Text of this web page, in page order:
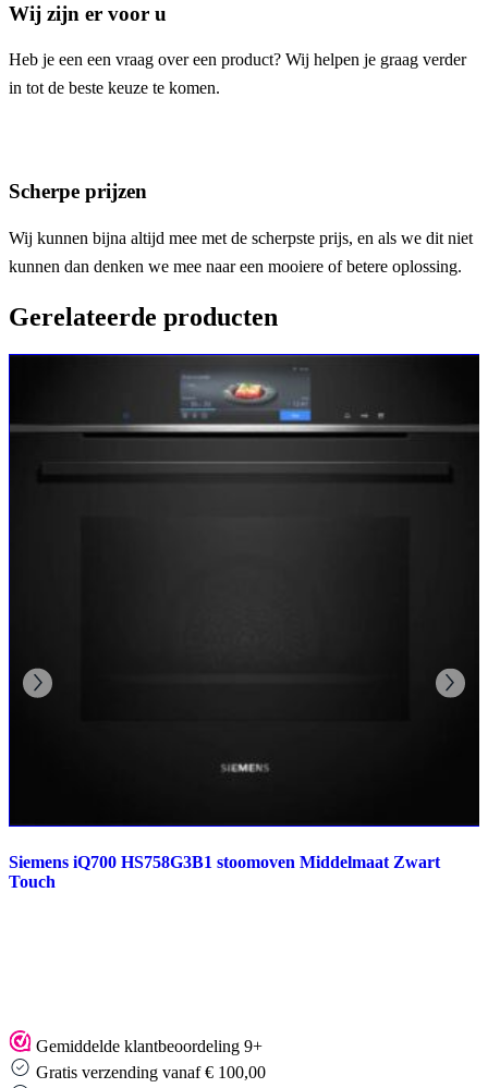
Wij zijn er voor u
Heb je een een vraag over een product? Wij helpen je graag verder
in tot de beste keuze te komen.
Scherpe prijzen
Wij kunnen bijna altijd mee met de scherpste prijs, en als we dit niet
kunnen dan denken we mee naar een mooiere of betere oplossing.
Gerelateerde producten
Siemens iQ700 HS758G3B1 stoomoven Middelmaat Zwart
Touch
Gemiddelde klantbeoordeling 9+
Gratis verzending vanaf € 100,00